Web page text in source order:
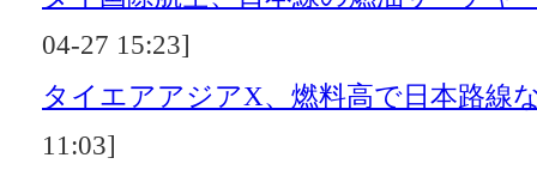
04-27 15:23]
タイエアアジアX、燃料高で日本路線
11:03]